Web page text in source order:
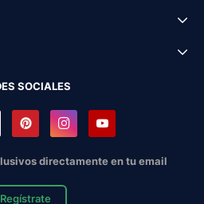
SOCIALES
directamente en tu email
Regístrate